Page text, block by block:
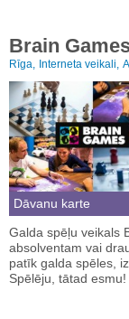
Brain
Rīga, Interneta veikali,
Dāvanu karte
Galda spēļu veikals
absolventam vai
patīk galda spēles,
Spēlēju, tātad esmu!